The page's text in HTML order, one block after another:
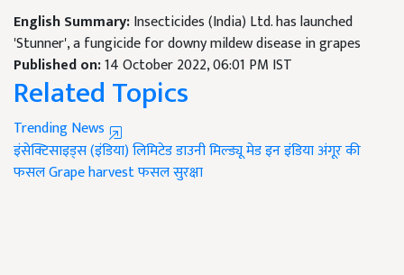
English Summary:Insecticides (India) Ltd. has launched
'Stunner', a fungicide for downy mildew disease in grapes
Published on:14 October 2022, 06:01 PM IST
Related Topics
Trending News
इंसेक्टिसाइड्स (इंडिया) लिमिटेडडाउनी मिल्ड्यूमेड इन इंडियाअंगूर की
फसलGrape harvestफसल सुरक्षा